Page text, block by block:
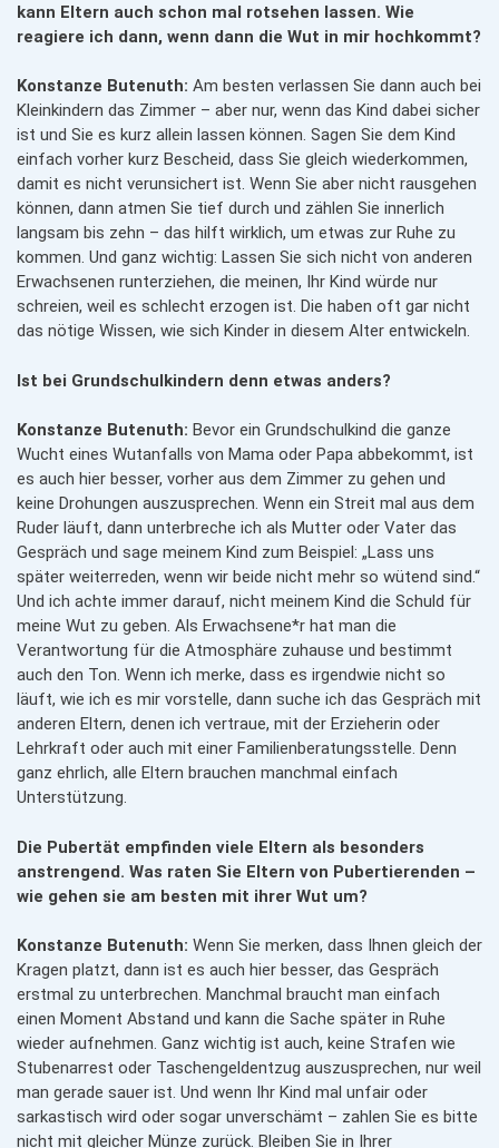
kann Eltern auch schon mal rotsehen lassen. Wie
reagiere ich dann, wenn dann die Wut in mir hochkommt?
Konstanze Butenuth: Am besten verlassen Sie dann auch bei
Kleinkindern das Zimmer – aber nur, wenn das Kind dabei sicher
ist und Sie es kurz allein lassen können. Sagen Sie dem Kind
einfach vorher kurz Bescheid, dass Sie gleich wiederkommen,
damit es nicht verunsichert ist. Wenn Sie aber nicht rausgehen
können, dann atmen Sie tief durch und zählen Sie innerlich
langsam bis zehn – das hilft wirklich, um etwas zur Ruhe zu
kommen. Und ganz wichtig: Lassen Sie sich nicht von anderen
Erwachsenen runterziehen, die meinen, Ihr Kind würde nur
schreien, weil es schlecht erzogen ist. Die haben oft gar nicht
das nötige Wissen, wie sich Kinder in diesem Alter entwickeln.
Ist bei Grundschulkindern denn etwas anders?
Konstanze Butenuth: Bevor ein Grundschulkind die ganze
Wucht eines Wutanfalls von Mama oder Papa abbekommt, ist
es auch hier besser, vorher aus dem Zimmer zu gehen und
keine Drohungen auszusprechen. Wenn ein Streit mal aus dem
Ruder läuft, dann unterbreche ich als Mutter oder Vater das
Gespräch und sage meinem Kind zum Beispiel: „Lass uns
später weiterreden, wenn wir beide nicht mehr so wütend sind.“
Und ich achte immer darauf, nicht meinem Kind die Schuld für
meine Wut zu geben. Als Erwachsene*r hat man die
Verantwortung für die Atmosphäre zuhause und bestimmt
auch den Ton. Wenn ich merke, dass es irgendwie nicht so
läuft, wie ich es mir vorstelle, dann suche ich das Gespräch mit
anderen Eltern, denen ich vertraue, mit der Erzieherin oder
Lehrkraft oder auch mit einer Familienberatungsstelle. Denn
ganz ehrlich, alle Eltern brauchen manchmal einfach
Unterstützung.
Die Pubertät empfinden viele Eltern als besonders
anstrengend. Was raten Sie Eltern von Pubertierenden –
wie gehen sie am besten mit ihrer Wut um?
Konstanze Butenuth: Wenn Sie merken, dass Ihnen gleich der
Kragen platzt, dann ist es auch hier besser, das Gespräch
erstmal zu unterbrechen. Manchmal braucht man einfach
einen Moment Abstand und kann die Sache später in Ruhe
wieder aufnehmen. Ganz wichtig ist auch, keine Strafen wie
Stubenarrest oder Taschengeldentzug auszusprechen, nur weil
man gerade sauer ist. Und wenn Ihr Kind mal unfair oder
sarkastisch wird oder sogar unverschämt – zahlen Sie es bitte
nicht mit gleicher Münze zurück. Bleiben Sie in Ihrer